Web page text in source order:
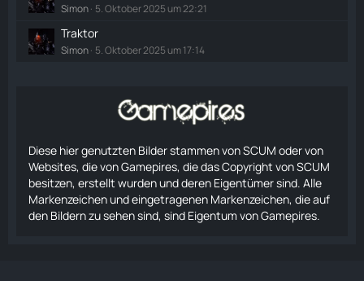
Simon 5. Oktober 2025 um 22:21
Traktor
Simon 5. Oktober 2025 um 17:14
Diese hier genutzten Bilder stammen von SCUM oder von
Websites, die von Gamepires, die das Copyright von SCUM
besitzen, erstellt wurden und deren Eigentümer sind. Alle
Markenzeichen und eingetragenen Markenzeichen, die auf
den Bildern zu sehen sind, sind Eigentum von Gamepires.